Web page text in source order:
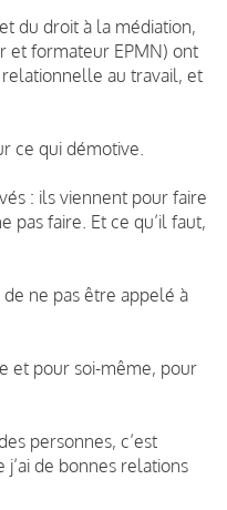
du droit à la médiation,
et formateur EPMN) ont
au travail, et
ce qui démotive.
: ils viennent pour faire
pas faire. Et ce qu’il faut,
ne pas être appelé à
et pour soi-même, pour
personnes, c’est
de bonnes relations